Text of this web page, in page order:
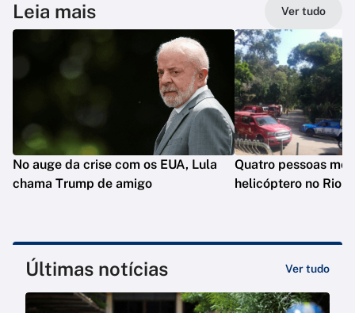
Leia mais Ver tudo
No auge da crise com os EUA, Lula
chama Trump de amigo
Quatro pessoas
helicóptero no Rio
Últimas notícias Ver tudo